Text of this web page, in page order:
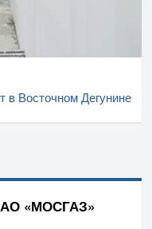
в Восточном Дегунине
«МОСГАЗ»